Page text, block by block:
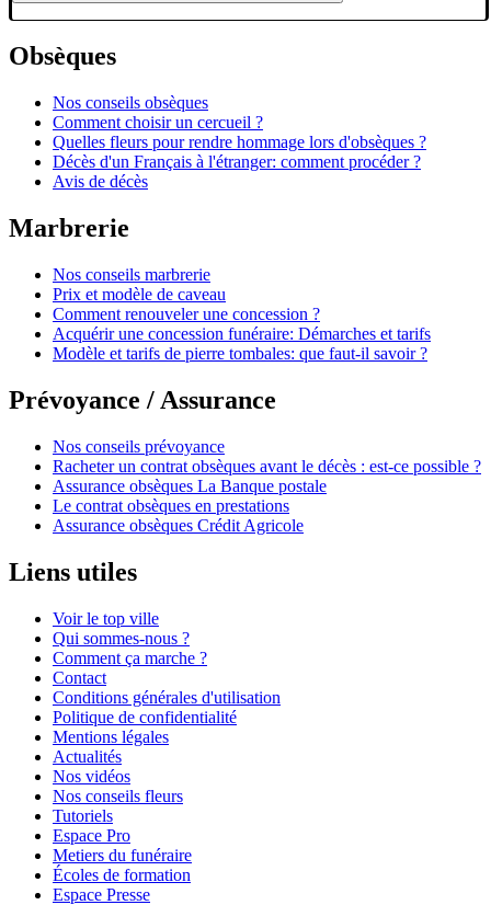
Obsèques
Nos conseils obsèques
Comment choisir un cercueil ?
Quelles fleurs pour rendre hommage lors d'obsèques ?
Décès d'un Français à l'étranger: comment procéder ?
Avis de décès
Marbrerie
Nos conseils marbrerie
Prix et modèle de caveau
Comment renouveler une concession ?
Acquérir une concession funéraire: Démarches et tarifs
Modèle et tarifs de pierre tombales: que faut-il savoir ?
Prévoyance / Assurance
Nos conseils prévoyance
Racheter un contrat obsèques avant le décès : est-ce possible ?
Assurance obsèques La Banque postale
Le contrat obsèques en prestations
Assurance obsèques Crédit Agricole
Liens utiles
Voir le top ville
Qui sommes-nous ?
Comment ça marche ?
Contact
Conditions générales d'utilisation
Politique de confidentialité
Mentions légales
Actualités
Nos vidéos
Nos conseils fleurs
Tutoriels
Espace Pro
Metiers du funéraire
Écoles de formation
Espace Presse